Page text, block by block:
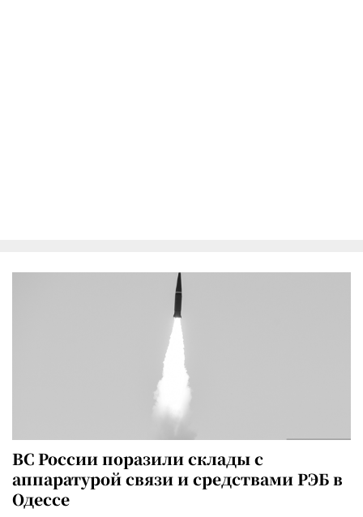
ВС России поразили склады с
аппаратурой связи и средствами РЭБ в
Одессе